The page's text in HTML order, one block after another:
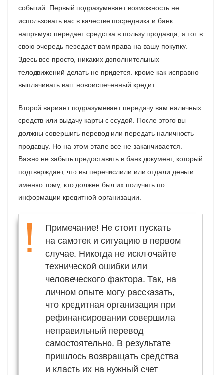
событий. Первый подразумевает возможность не
использовать вас в качестве посредника и банк
напрямую передает средства в пользу продавца, а тот в
свою очередь передает вам права на вашу покупку.
Здесь все просто, никаких дополнительных
телодвижений делать не придется, кроме как исправно
выплачивать ваш новоиспеченный кредит.
Второй вариант подразумевает передачу вам наличных
средств или выдачу карты с ссудой. После этого вы
должны совершить перевод или передать наличность
продавцу. Но на этом этапе все не заканчивается.
Важно не забыть предоставить в банк документ, который
подтверждает, что вы перечислили или отдали деньги
именно тому, кто должен был их получить по
информации кредитной организации.
Примечание! Не стоит пускать
на самотек и ситуацию в первом
случае. Никогда не исключайте
технической ошибки или
человеческого фактора. Так, на
личном опыте могу рассказать,
что кредитная организация при
рефинансировании совершила
неправильный перевод
самостоятельно. В результате
пришлось возвращать средства
и класть их на нужный счет